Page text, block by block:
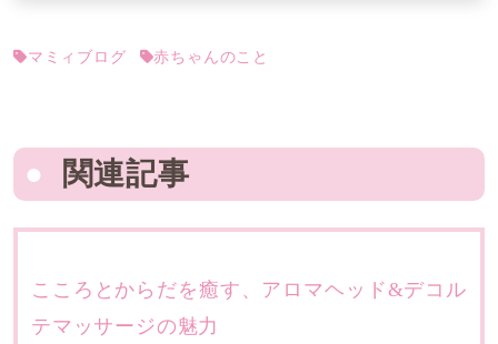
マミィブログ 赤ちゃんのこと
関連記事
こころとからだを癒す、アロマヘッド&デコル
テマッサージの魅力